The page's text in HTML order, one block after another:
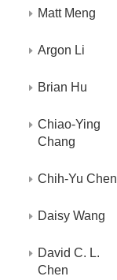
Matt Meng
Argon Li
Brian Hu
Chiao-Ying
Chang
Chih-Yu Chen
Daisy Wang
David C. L.
Chen